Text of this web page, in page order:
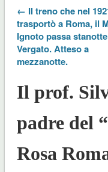
← Il treno che nel
trasportò a Roma, il
Ignoto passa
Vergato. Atteso a
mezzanotte.
Il prof.
padre del
Rosa